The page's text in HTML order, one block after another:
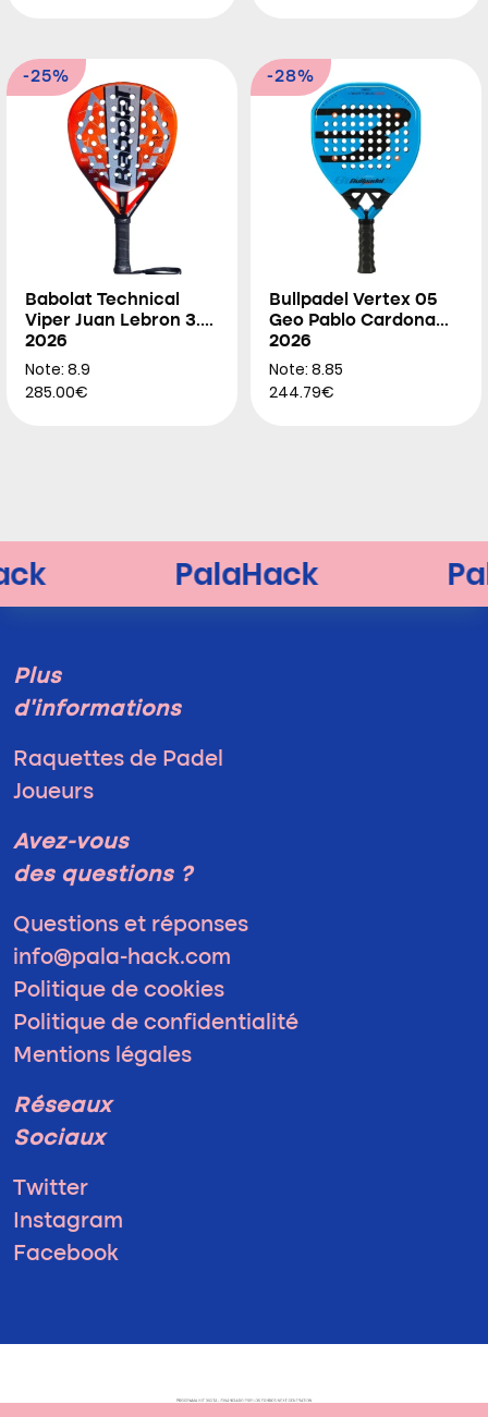
-25%
Babolat Technical
Viper Juan Lebron 3.0
2026
Note: 8.9
285.00€
-28%
Bullpadel Vertex 05
Geo Pablo Cardona
2026
Note: 8.85
244.79€
Plus
d'informations
Raquettes de Padel
Joueurs
Avez-vous
des questions ?
Questions et réponses
info@pala-hack.com
Politique de cookies
Politique de confidentialité
Mentions légales
Réseaux
Sociaux
Twitter
Instagram
Facebook